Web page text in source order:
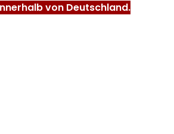
von Deutschland.